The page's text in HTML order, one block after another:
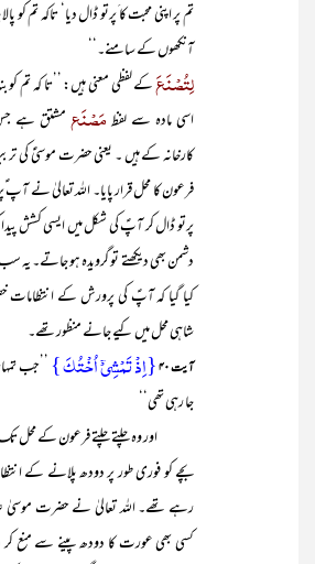
تم پر اپنی محبت کا َپرتو ڈال دیا‘ تاکہ تم کو
آنکھوں کے سامنے۔‘‘
لِتُصْنَعَکے لفظی معنی ہیں: ’’تا کہ تم کو
اسی مادہ سے لفظمَصْنَعمشتق ہے
کارخانہ کے ہیں ۔ یعنی حضرت موسیٰؑ کی
فرعون کا محل قرار پایا۔ اللہ تعالیٰ نے آپ
پرتو ڈال کر آپؑ کی شکل میں ایسی کشش
دشمن بھی دیکھتے تو گرویدہ ہو جاتے۔ یہ
کیا گیا کہ آپؑ کی پرورش کے انتظامات
شاہی محل میں کیے جانے منظور تھے۔
آیت ۴۰ {اِذۡ تَمۡشِیۡۤ اُخۡتُکَ } ’’جب
جا رہی تھی‘‘
اور وہ چلتے چلتے فرعون کے محل تک
بچے کو فوری طور پر دودھ پلانے کے
رہے تھے۔ اللہ تعالیٰ نے حضرت موسیٰ
کسی بھی عورت کا دودھ پینے سے منع